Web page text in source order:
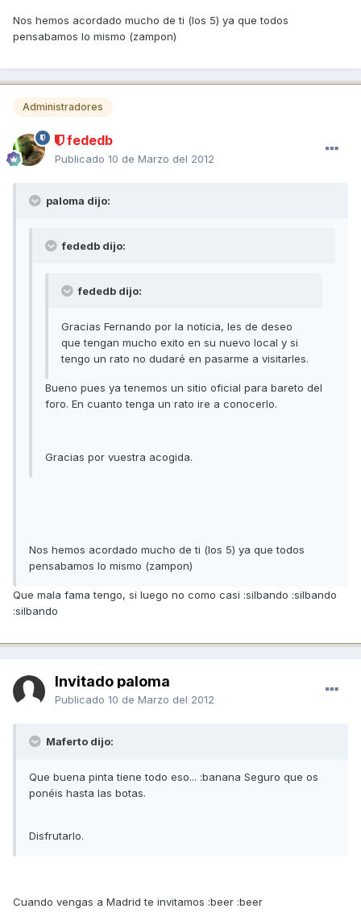
Nos hemos acordado mucho de ti (los 5) ya que todos
pensabamos lo mismo (zampon)
Administradores
fededb
Publicado 10 de Marzo del 2012
paloma dijo:
fededb dijo:
fededb dijo:
Gracias Fernando por la noticia, les de deseo
que tengan mucho exito en su nuevo local y si
tengo un rato no dudaré en pasarme a visitarles.
Bueno pues ya tenemos un sitio oficial para bareto del
foro. En cuanto tenga un rato ire a conocerlo.
Gracias por vuestra acogida.
Nos hemos acordado mucho de ti (los 5) ya que todos
pensabamos lo mismo (zampon)
Que mala fama tengo, si luego no como casi :silbando :silbando
:silbando
Invitado paloma
Publicado 10 de Marzo del 2012
Maferto dijo:
Que buena pinta tiene todo eso... :banana Seguro que os
ponéis hasta las botas.
Disfrutarlo.
Cuando vengas a Madrid te invitamos :beer :beer